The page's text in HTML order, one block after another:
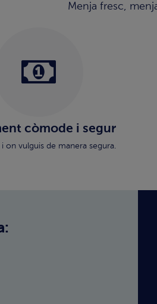
Menja fresc,
còmode i segur
on vulguis de manera segura.